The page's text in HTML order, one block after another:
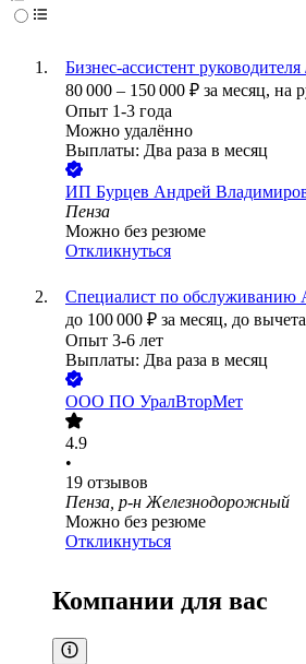
Бизнес-ассистент
80 000 – 150 000 ₽ за месяц, на
Опыт 1-3 года
Можно удалённо
Выплаты: Два раза в месяц
ИП Бурцев Андрей
Пенза
Можно без резюме
Откликнуться
Специалист по
до 100 000 ₽ за месяц, до
Опыт 3-6 лет
Выплаты: Два раза в месяц
ООО ПО УралВторМет
4.9
•
19 отзывов
Пенза, р-н Железнодорожный
Можно без резюме
Откликнуться
Компании для вас